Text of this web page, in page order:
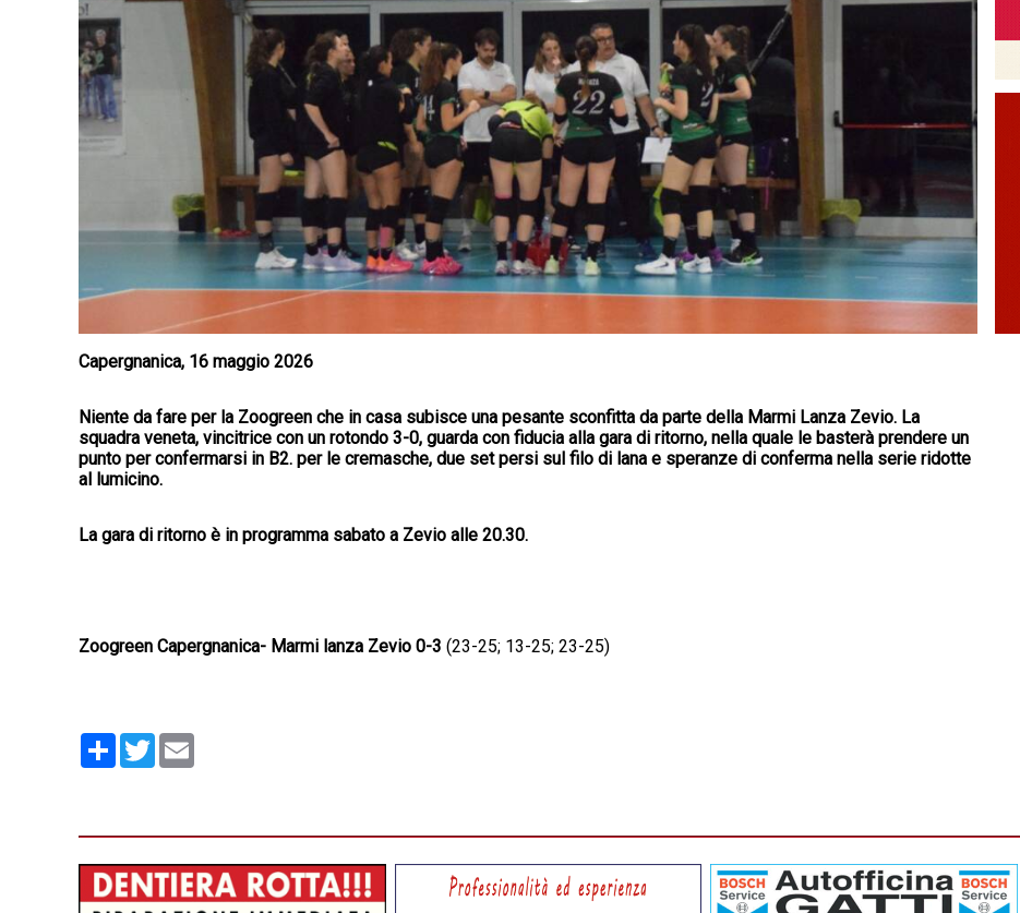
Capergnanica, 16 maggio 2026
Niente da fare per la Zoogreen che in casa subisce una pesante sconfitta da parte della Marmi Lanza Zevio. La
squadra veneta, vincitrice con un rotondo 3-0, guarda con fiducia alla gara di ritorno, nella quale le basterà prendere un
punto per confermarsi in B2. per le cremasche, due set persi sul filo di lana e speranze di conferma nella serie ridotte
al lumicino.
La gara di ritorno è in programma sabato a Zevio alle 20.30.
Zoogreen Capergnanica- Marmi lanza Zevio 0-3 (23-25; 13-25; 23-25)
Condividi
Twitter